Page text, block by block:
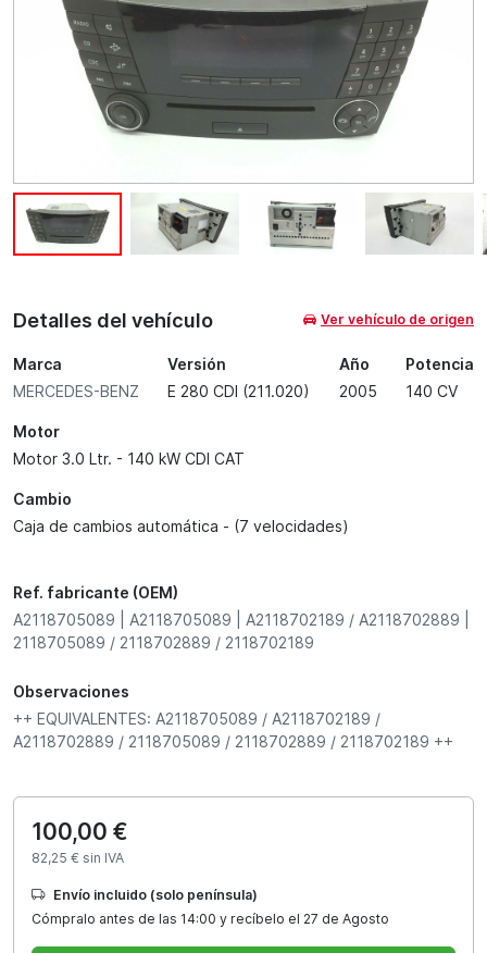
Detalles del vehículo Ver vehículo de origen
Marca
MERCEDES-BENZ
Versión
E 280 CDI (211.020)
Año
2005
Potencia
140 CV
Motor
Motor 3.0 Ltr. - 140 kW CDI CAT
Cambio
Caja de cambios automática - (7 velocidades)
Ref. fabricante (OEM)
A2118705089 | A2118705089 | A2118702189 / A2118702889 |
2118705089 / 2118702889 / 2118702189
Observaciones
++ EQUIVALENTES: A2118705089 / A2118702189 /
A2118702889 / 2118705089 / 2118702889 / 2118702189 ++
100,00 €
82,25 € sin IVA
Envío incluido (solo península)
Cómpralo antes de las 14:00 y recíbelo el 27 de Agosto